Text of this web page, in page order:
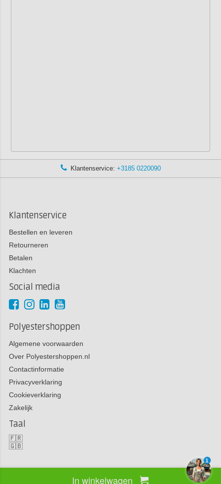
In winkelwagen
Klantenservice: +3185 0220090
Klantenservice
Bestellen en leveren
Retourneren
Betalen
Klachten
Social media
Polyestershoppen
Algemene voorwaarden
Over Polyestershoppen.nl
Contactinformatie
Privacyverklaring
Cookieverklaring
Zakelijk
Taal
🇫🇷
🇬🇧
Copyright 2026 Polyestershoppen bv
1